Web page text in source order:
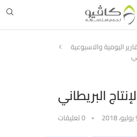
اليومية والاسبوعية
البريطاني
0 تعليقات